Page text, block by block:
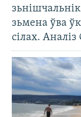
зьмена ўва
сілах.